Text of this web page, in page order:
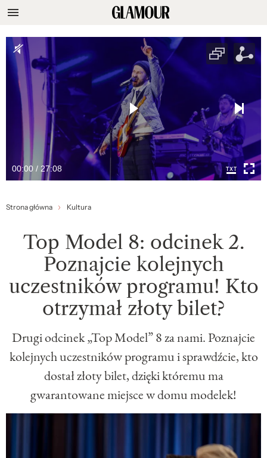
00:00 / 27:08
Strona główna Kultura
Top Model 8: odcinek 2.
Poznajcie kolejnych
uczestników programu! Kto
otrzymał złoty bilet?
Drugi odcinek „Top Model” 8 za nami. Poznajcie
kolejnych uczestników programu i sprawdźcie, kto
dostał złoty bilet, dzięki któremu ma
gwarantowane miejsce w domu modelek!